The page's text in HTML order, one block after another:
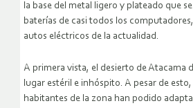
la base del metal ligero y plateado que
baterías de casi todos los
autos eléctricos de la actualidad.
A primera vista, el desierto de Atacama
lugar estéril e inhóspito. A pesar de
habitantes de la zona han podido